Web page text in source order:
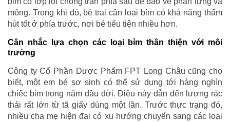
mông. Trong khi đó, bé trai cần loại bỉm có khả năng thấm
hút tốt ở phía trước, nơi bé tiểu tiện nhiều hơn.
Cân nhắc lựa chọn các loại bỉm thân thiện với môi
trường
Công ty Cổ Phần Dược Phẩm FPT Long Châu cũng cho
biết, một em bé sơ sinh có thể sử dụng tới hàng nghìn
chiếc bỉm trong năm đầu đời. Điều này dẫn đến lượng rác
thải rất lớn từ tã giấy dùng một lần. Trước thực trạng đó,
nhiều cha mẹ hiện đại có xu hướng chuyển sang các loại